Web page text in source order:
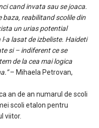
cand invata sau se joaca.
baza, reabilitand scolile din
un urias potential
a lasat de izbeliste. Haideti
si – indiferent ce se
de la cea mai logica
– Mihaela Petrovan,
an de an numarul de scoli
scoli etalon pentru
viitor.